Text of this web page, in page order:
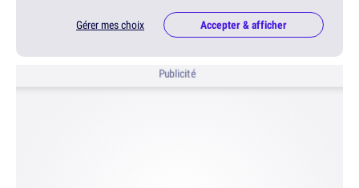
Gérer mes choix Accepter & afficher
Publicité